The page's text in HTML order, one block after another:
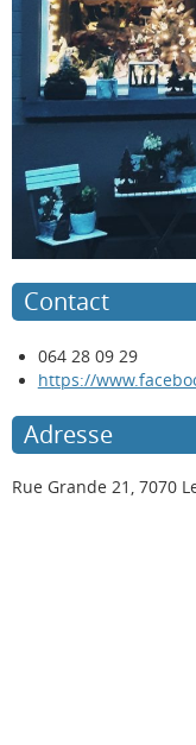
Contact
064 28 09 29
https://
Adresse
Rue Grande 21, 7070